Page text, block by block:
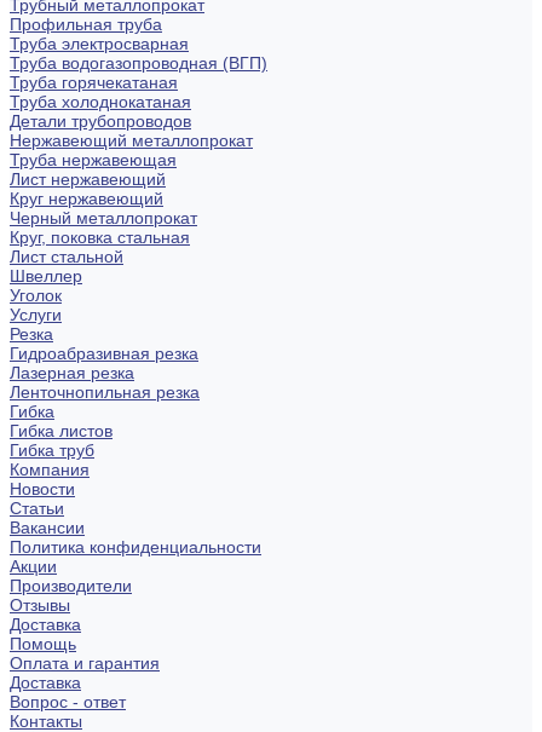
Трубный металлопрокат
Профильная труба
Труба электросварная
Труба водогазопроводная (ВГП)
Труба горячекатаная
Труба холоднокатаная
Детали трубопроводов
Нержавеющий металлопрокат
Труба нержавеющая
Лист нержавеющий
Круг нержавеющий
Черный металлопрокат
Круг, поковка стальная
Лист стальной
Швеллер
Уголок
Услуги
Резка
Гидроабразивная резка
Лазерная резка
Ленточнопильная резка
Гибка
Гибка листов
Гибка труб
Компания
Новости
Статьи
Вакансии
Политика конфиденциальности
Акции
Производители
Отзывы
Доставка
Помощь
Оплата и гарантия
Доставка
Вопрос - ответ
Контакты